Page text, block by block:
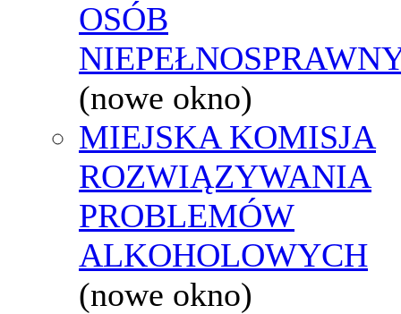
OSÓB
(nowe okno)
MIEJSKA KOMISJA
ROZWIĄZYWANIA
PROBLEMÓW
ALKOHOLOWYCH
(nowe okno)